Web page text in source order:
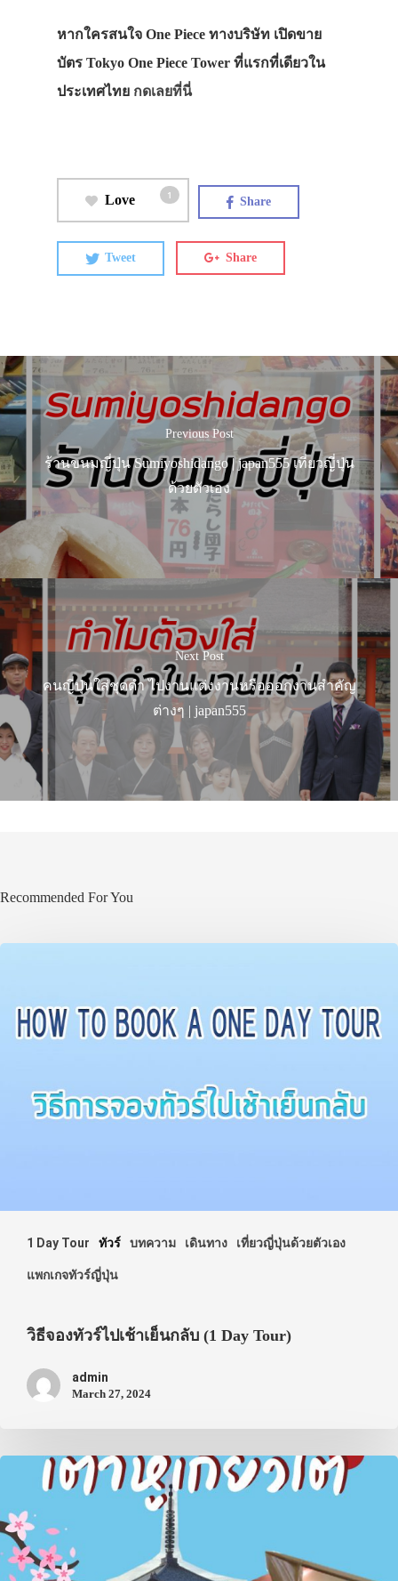
หากใครสนใจ One Piece ทางบริษัท เปิดขาย
บัตร Tokyo One Piece Tower ที่แรกที่เดียวใน
ประเทศไทย กดเลยที่นี่
Love 1 Share
Tweet Share
Previous Post
ร้านขนมญี่ปุ่น Sumiyoshidango | japan555 เที่ยวญี่ปุ่น
ด้วยตัวเอง
Next Post
คนญี่ปุ่นใส่ชุดดำ ไปงานแต่งงานหรือออกงานสำคัญ
ต่างๆ | japan555
Recommended For You
1 Day Tour ทัวร์ บทความ เดินทาง เที่ยวญี่ปุ่นด้วยตัวเอง
แพกเกจทัวร์ญี่ปุ่น
วิธีจองทัวร์ไปเช้าเย็นกลับ (1 Day Tour)
admin
March 27, 2024
เดินทาง
ทัวร์
ที่พัก
VIDEO